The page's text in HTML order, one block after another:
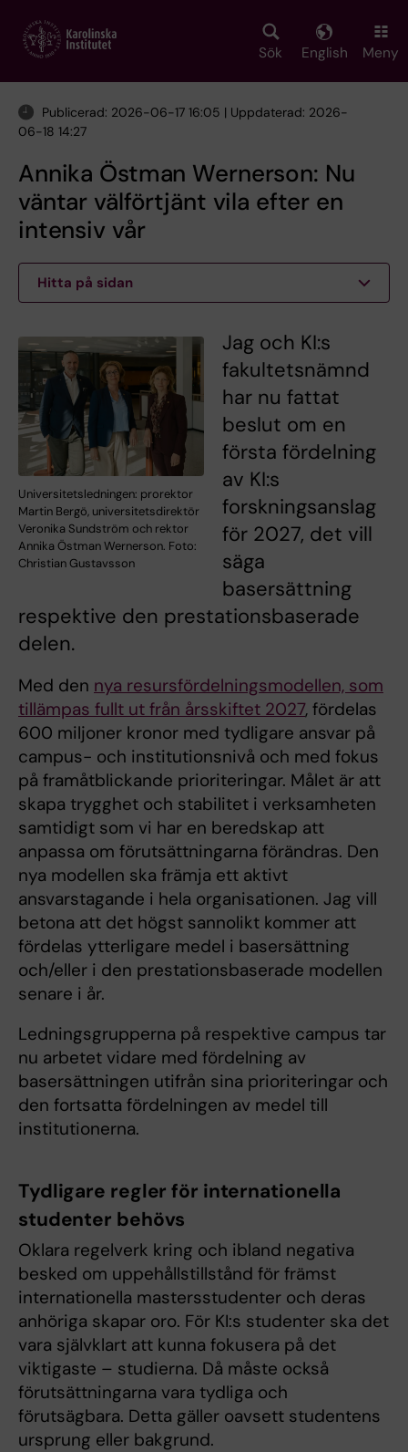
main
Sök English Meny
Publicerad: 2026-06-17 16:05 | Uppdaterad: 2026-
06-18 14:27
Annika Östman Wernerson: Nu
väntar välförtjänt vila efter en
intensiv vår
Hitta på sidan
Universitetsledningen: prorektor
Martin Bergö, universitetsdirektör
Veronika Sundström och rektor
Annika Östman Wernerson. Foto:
Christian Gustavsson
Jag och KI:s
fakultetsnämnd
har nu fattat
beslut om en
första fördelning
av KI:s
forskningsanslag
för 2027, det vill
säga
basersättning
respektive den prestationsbaserade
delen.
Med den nya resursfördelningsmodellen, som
tillämpas fullt ut från årsskiftet 2027, fördelas
600 miljoner kronor med tydligare ansvar på
campus- och institutionsnivå och med fokus
på framåtblickande prioriteringar. Målet är att
skapa trygghet och stabilitet i verksamheten
samtidigt som vi har en beredskap att
anpassa om förutsättningarna förändras. Den
nya modellen ska främja ett aktivt
ansvarstagande i hela organisationen. Jag vill
betona att det högst sannolikt kommer att
fördelas ytterligare medel i basersättning
och/eller i den prestationsbaserade modellen
senare i år.
Ledningsgrupperna på respektive campus tar
nu arbetet vidare med fördelning av
basersättningen utifrån sina prioriteringar och
den fortsatta fördelningen av medel till
institutionerna.
Tydligare regler för internationella
studenter behövs
Oklara regelverk kring och ibland negativa
besked om uppehållstillstånd för främst
internationella mastersstudenter och deras
anhöriga skapar oro. För KI:s studenter ska det
vara självklart att kunna fokusera på det
viktigaste – studierna. Då måste också
förutsättningarna vara tydliga och
förutsägbara. Detta gäller oavsett studentens
ursprung eller bakgrund.